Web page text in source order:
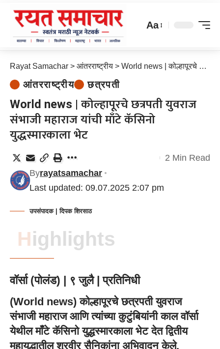
Aa
Rayat Samachar > आंतरराष्ट्रीय > World news | कोल्हापूरचे छत्रपती युवराज संभाजी महाराज यांची माँटे कॅसिनो युद्धस्मारकाला भेट
आंतरराष्ट्रीय छत्रपती
World news | कोल्हापूरचे छत्रपती युवराज
संभाजी महाराज यांची माँटे कॅसिनो
युद्धस्मारकाला भेट
Last updated: 09.07.2025 2:07 pm
Byrayatsamachar
2 Min Read
उपसंपादक | दिपक शिरसाठ
Highlights
वॉर्सा (पोलंड) | ९ जुलै | प्रतिनिधी
(World news) कोल्हापूरचे छत्रपती युवराज
संभाजी महाराज आणि त्यांच्या कुटुंबियांनी काल वॉर्सा
येथील माँटे कॅसिनो युद्धस्मारकाला भेट देत द्वितीय
महायुद्धातील शूरवीर सैनिकांना अभिवादन केले.